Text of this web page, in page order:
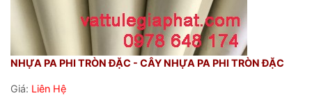
NHỰA PA PHI TRÒN ĐẶC - CÂY NHỰA PA PHI TRÒN ĐẶC
Giá: Liên Hệ